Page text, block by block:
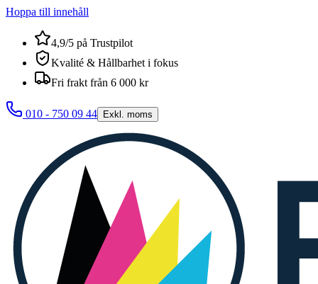
Hoppa till innehåll
4,9/5 på Trustpilot
Kvalité & Hållbarhet i fokus
Fri frakt från 6 000 kr
010 - 750 09 44 Exkl. moms